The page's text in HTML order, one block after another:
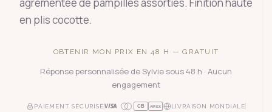
en plis cocotte.
OBTENIR MON PRIX EN 48 H — GRATUIT
Réponse personnalisée de Sylvie sous 48 h · Aucun
engagement
PAIEMENT SÉCURISÉ CB AMEX
LIVRAISON MONDIALE